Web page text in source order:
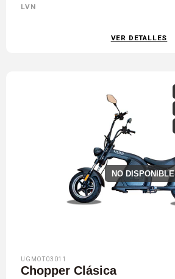
LVN
VER DETALLES
NO DISPONIBLE
UGMOT03011
Chopper Clásica